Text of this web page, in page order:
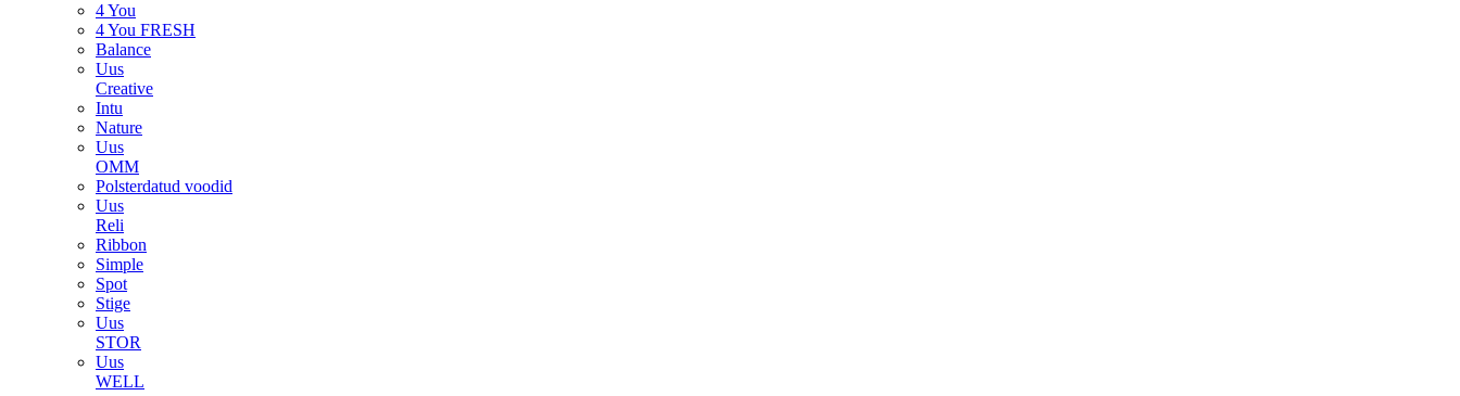
4 You
4 You FRESH
Balance
Uus
Creative
Intu
Nature
Uus
OMM
Polsterdatud voodid
Uus
Reli
Ribbon
Simple
Spot
Stige
Uus
STOR
Uus
WELL